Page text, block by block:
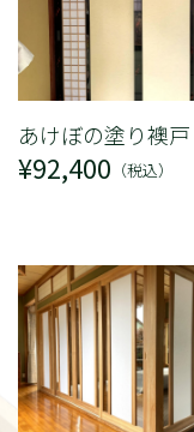
あけぼの塗り襖戸
¥92,400 （税込）